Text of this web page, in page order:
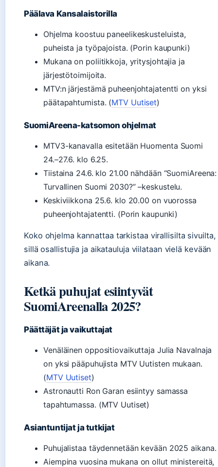
Päälava Kansalaistorilla
Ohjelma koostuu paneelikeskusteluista,
puheista ja työpajoista. (Porin kaupunki)
Mukana on poliitikkoja, yritysjohtajia ja
järjestötoimijoita.
MTV:n järjestämä puheenjohtajatentti on yksi
päätapahtumista. (MTV Uutiset)
SuomiAreena-katsomon ohjelmat
MTV3-kanavalla esitetään Huomenta Suomi
24.–27.6. klo 6.25.
Tiistaina 24.6. klo 21.00 nähdään “SuomiAreena:
Turvallinen Suomi 2030?” –keskustelu.
Keskiviikkona 25.6. klo 20.00 on vuorossa
puheenjohtajatentti. (Porin kaupunki)
Koko ohjelma kannattaa tarkistaa virallisilta sivuilta,
sillä osallistujia ja aikatauluja viilataan vielä kevään
aikana.
Ketkä puhujat esiintyvät
SuomiAreenalla 2025?
Päättäjät ja vaikuttajat
Venäläinen oppositiovaikuttaja Julia Navalnaja
on yksi pääpuhujista MTV Uutisten mukaan.
(MTV Uutiset)
Astronautti Ron Garan esiintyy samassa
tapahtumassa. (MTV Uutiset)
Asiantuntijat ja tutkijat
Puhujalistaa täydennetään kevään 2025 aikana.
Aiempina vuosina mukana on ollut ministereitä,